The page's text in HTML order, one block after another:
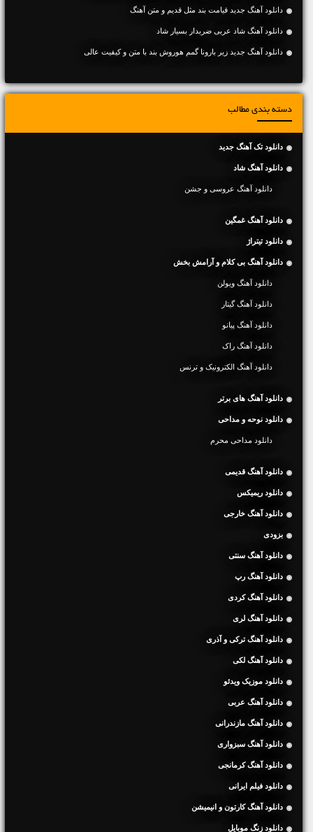
دانلود آهنگ جديد قیامت بند مثل قدیم و متن آهنگ
دانلود آهنگ شاد عربی ضربدار بسیار شاد
دانلود آهنگ جديد زیر بارونا گمم هوروش بند با متن و کیفیت عالی
دسته بندی مطالب
دانلود تک آهنگ جدید
دانلود آهنگ شاد
دانلود آهنگ عروسی و جشن
دانلود آهنگ غمگین
دانلود تیتراژ
دانلود آهنگ بی کلام و آرامش بخش
دانلود آهنگ ویولن
دانلود آهنگ گیتار
دانلود آهنگ پیانو
دانلود آهنگ راک
دانلود آهنگ الکترونیک و ترنس
دانلود آهنگ های برتر
دانلود نوحه و مداحی
دانلود مداحی محرم
دانلود آهنگ قدیمی
دانلود ریمیکس
دانلود آهنگ خارجی
بزودی
دانلود آهنگ سنتی
دانلود آهنگ رپ
دانلود آهنگ کردی
دانلود آهنگ لری
دانلود آهنگ ترکی و آذری
دانلود آهنگ لکی
دانلود موزیک ویدئو
دانلود آهنگ عربی
دانلود آهنگ مازندرانی
دانلود آهنگ سبزواری
دانلود آهنگ کرمانجی
دانلود فیلم ایرانی
دانلود آهنگ کارتون و انیمیشن
دانلود زنگ موبایل